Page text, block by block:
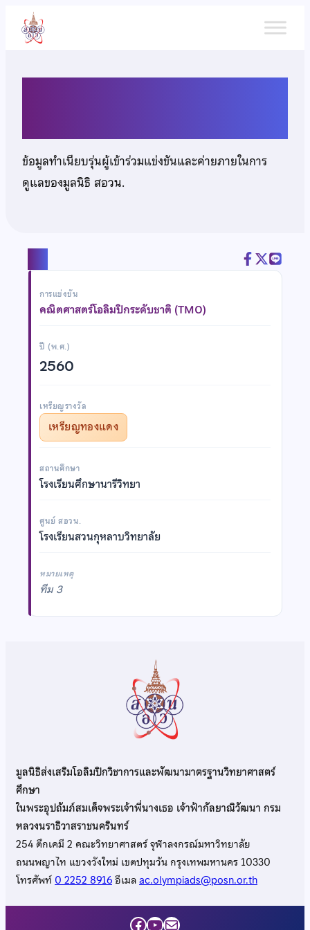
เนื้อหา
ข้อมูลทำเนียบรุ่นผู้เข้าร่วมแข่งขันและค่ายภายในการ
ดูแลของมูลนิธิ สอวน.
การแข่งขัน
คณิตศาสตร์โอลิมปิกระดับชาติ (TMO)
ปี (พ.ศ.)
2560
เหรียญรางวัล
เหรียญทองแดง
สถานศึกษา
โรงเรียนศึกษานารีวิทยา
ศูนย์ สอวน.
โรงเรียนสวนกุหลาบวิทยาลัย
หมายเหตุ
ทีม 3
มูลนิธิส่งเสริมโอลิมปิกวิชาการและพัฒนามาตรฐานวิทยาศาสตร์
ศึกษา
ในพระอุปถัมภ์สมเด็จพระเจ้าพี่นางเธอ เจ้าฟ้ากัลยาณิวัฒนา กรม
หลวงนราธิวาสราชนครินทร์
254 ตึกเคมี 2 คณะวิทยาศาสตร์ จุฬาลงกรณ์มหาวิทยาลัย
ถนนพญาไท แขวงวังใหม่ เขตปทุมวัน กรุงเทพมหานคร 10330
โทรศัพท์0 2252 8916อีเมลac.olympiads@posn.or.th
Facebook
YouTube
Mail